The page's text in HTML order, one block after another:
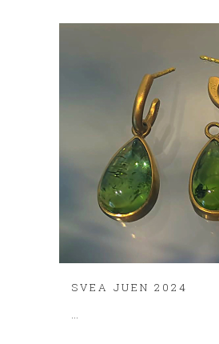
SVEA JUEN 2024
...